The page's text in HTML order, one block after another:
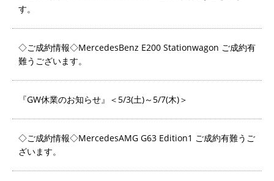
す。
◇ご成約情報◇MercedesBenz E200 Stationwagon ご成約有
難うございます。
『GW休業のお知らせ』＜5/3(土)～5/7(木)＞
◇ご成約情報◇MercedesAMG G63 Edition1 ご成約有難うご
ざいます。